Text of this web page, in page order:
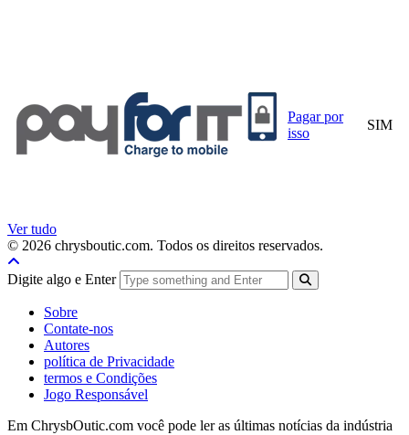
Pagar por
isso
SIM
Ver tudo
© 2026 chrysboutic.com. Todos os direitos reservados.
Digite algo e Enter
Sobre
Contate-nos
Autores
política de Privacidade
termos e Condições
Jogo Responsável
Em ChrysbOutic.com você pode ler as últimas notícias da indústria